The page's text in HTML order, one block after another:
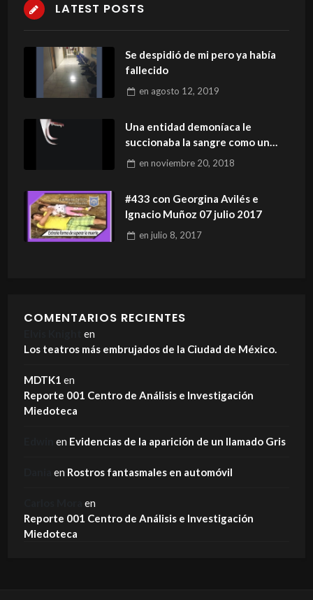
LATEST POSTS
Se despidió de mi pero ya había
fallecido
en agosto 12, 2019
Una entidad demoníaca le
succionaba la sangre como un
vampiro
en noviembre 20, 2018
#433 con Georgina Avilés e
Ignacio Muñoz 07 julio 2017
en julio 8, 2017
COMENTARIOS RECIENTES
en
Los teatros más embrujados de la Ciudad de México.
MDTK1 en
Reporte 001 Centro de Análisis e Investigación
Miedoteca
en Evidencias de la aparición de un llamado Gris
en Rostros fantasmales en automóvil
en
Reporte 001 Centro de Análisis e Investigación
Miedoteca